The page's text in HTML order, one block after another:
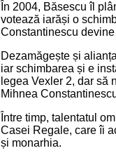
În 2004, Băsescu îl
votează iarăși o
Constantinescu
Dezamăgește și
iar schimbarea și e
legea Vexler 2, dar să
Mihnea
Între timp, talentatul
Casei Regale, care îi
și monarhia.